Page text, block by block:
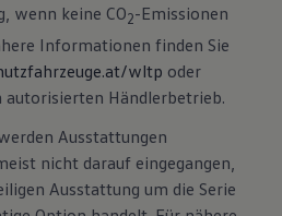
wenn keine CO2-Emissionen
Informationen finden Sie
wltp oder
autorisierten Händlerbetrieb.
Ausstattungen
nicht darauf eingegangen,
Ausstattung um die Serie